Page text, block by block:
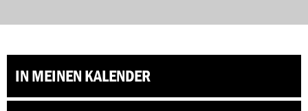
IN MEINEN KALENDER